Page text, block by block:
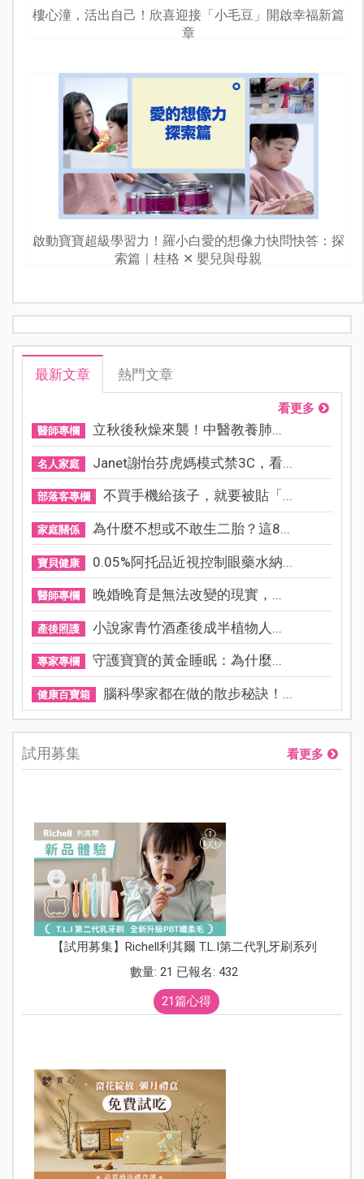
樓心潼，活出自己！欣喜迎接「小毛豆」開啟幸福新篇
章
啟動寶寶超級學習力！羅小白愛的想像力快問快答：探
索篇｜桂格 ✕ 嬰兒與母親
最新文章 熱門文章
看更多
醫師專欄 立秋後秋燥來襲！中醫教養肺...
名人家庭 Janet謝怡芬虎媽模式禁3C，看...
部落客專欄 不買手機給孩子，就要被貼「...
家庭關係 為什麼不想或不敢生二胎？這8...
寶貝健康 0.05%阿托品近視控制眼藥水納...
醫師專欄 晚婚晚育是無法改變的現實，...
產後照護 小說家青竹酒產後成半植物人...
專家專欄 守護寶寶的黃金睡眠：為什麼...
健康百寶箱 腦科學家都在做的散步秘訣！...
試用募集 看更多
【試用募集】Richell利其爾 T.L.I第二代乳牙刷系列
數量: 21 已報名: 432
21篇心得